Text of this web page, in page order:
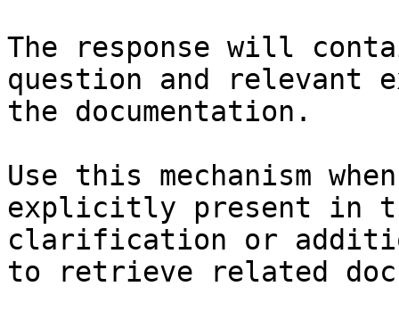
The response will
question and relevant
the documentation.
Use this mechanism
explicitly present in
clarification or